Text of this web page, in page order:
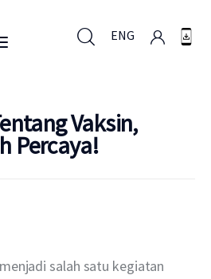
ENG
ENG
Doctor
Vaksin,
Percaya!
salah satu kegiatan